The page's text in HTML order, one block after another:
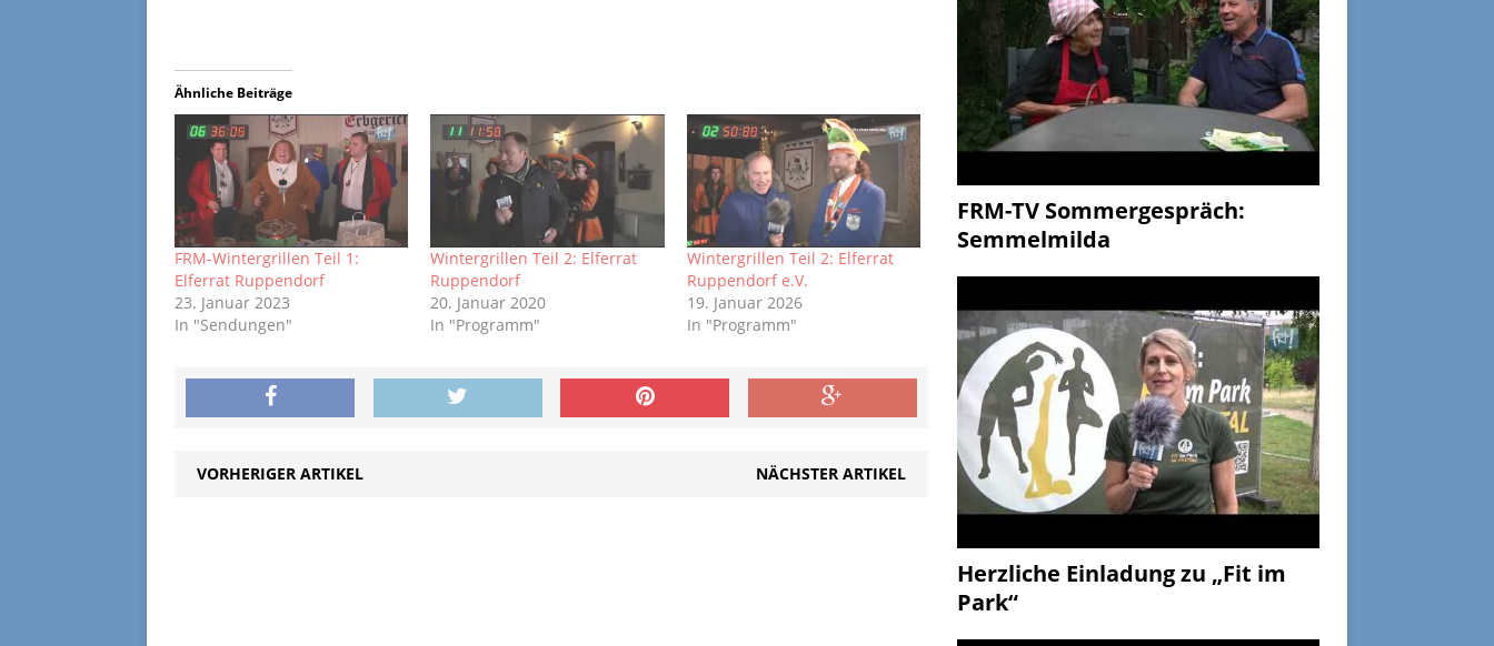
Ähnliche Beiträge
FRM-Wintergrillen Teil 1:
Elferrat Ruppendorf
23. Januar 2023
In "Sendungen"
Wintergrillen Teil 2: Elferrat
Ruppendorf
20. Januar 2020
In "Programm"
Wintergrillen Teil 2: Elferrat
Ruppendorf e.V.
19. Januar 2026
In "Programm"
VORHERIGER ARTIKEL NÄCHSTER ARTIKEL
FRM-TV Sommergespräch:
Semmelmilda
Herzliche Einladung zu „Fit im
Park“